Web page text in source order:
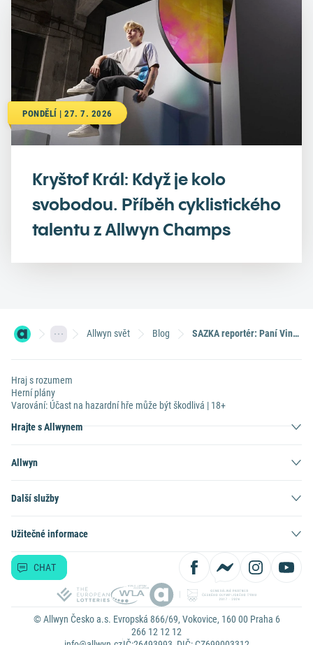
PONDĚLÍ | 27. 7. 2026
Kryštof Král: Když je kolo
svobodou. Příběh cyklistického
talentu z Allwyn Champs
Allwyn svět Blog SAZKA reportér: Paní Vinecké nosí štěstí data narození svých dětí
Hraj s rozumem
Herní plány
Varování: Účast na hazardní hře může být škodlivá | 18+
Hrajte s Allwynem
Allwyn
Další služby
Užitečné informace
CHAT
© Allwyn Česko a.s. Evropská 866/69, Vokovice, 160 00 Praha 6
266 12 12 12